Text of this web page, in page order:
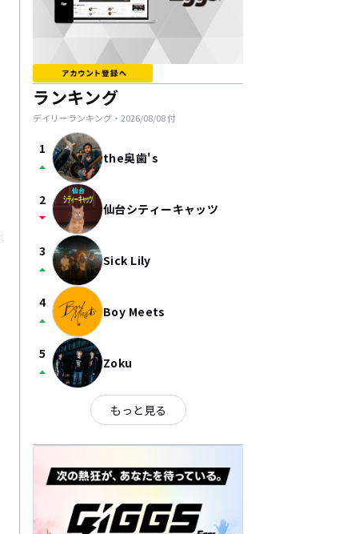
ランキング
デイリーランキング・ 2026/08/08付
1
arrow_drop_up the奥歯's
2
arrow_drop_down 仙台シティーキャッツ
3
arrow_drop_up Sick Lily
4
arrow_drop_up Boy Meets
5
arrow_drop_up Zoku
もっと見る